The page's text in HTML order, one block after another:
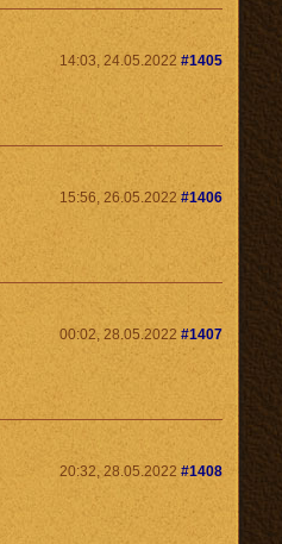
14:03, 24.05.2022 #1405
15:56, 26.05.2022 #1406
00:02, 28.05.2022 #1407
20:32, 28.05.2022 #1408